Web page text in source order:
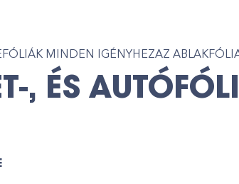
FÓLIÁK MINDEN IGÉNYHEZAZ
, ÉS